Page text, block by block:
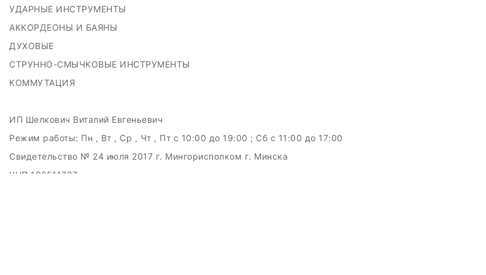
УДАРНЫЕ ИНСТРУМЕНТЫ
АККОРДЕОНЫ И БАЯНЫ
ДУХОВЫЕ
СТРУННО-СМЫЧКОВЫЕ ИНСТРУМЕНТЫ
КОММУТАЦИЯ
ИП Шелкович Виталий Евгеньевич
Режим работы: Пн , Вт , Ср , Чт , Пт c 10:00 до 19:00 ; Сб c 11:00 до 17:00
Свидетельство № 24 июля 2017 г. Мингорисполком г. Минска
УНП 192511707